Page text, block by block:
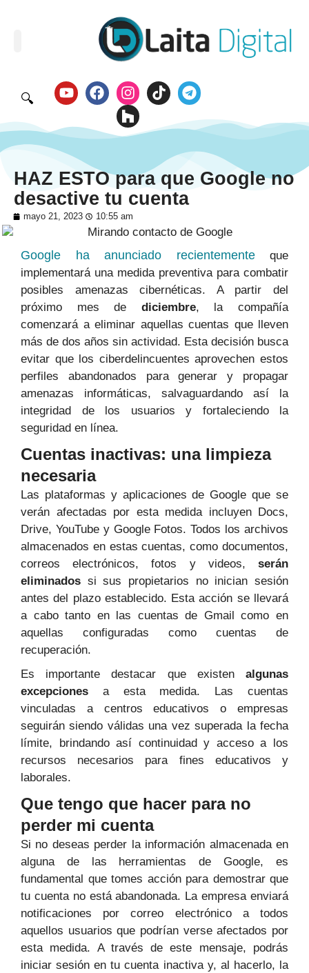
🔍
HAZ ESTO para que Google no
desactive tu cuenta
mayo 21, 2023 10:55 am
Google ha anunciado recientementeque
implementará una medida preventiva para combatir
posibles amenazas cibernéticas. A partir del
próximo mes de diciembre, la compañía
comenzará a eliminar aquellas cuentas que lleven
más de dos años sin actividad. Esta decisión busca
evitar que los ciberdelincuentes aprovechen estos
perfiles abandonados para generar y propagar
amenazas informáticas, salvaguardando así la
integridad de los usuarios y fortaleciendo la
seguridad en línea.
Cuentas inactivas: una limpieza
necesaria
Las plataformas y aplicaciones de Google que se
verán afectadas por esta medida incluyen Docs,
Drive, YouTube y Google Fotos. Todos los archivos
almacenados en estas cuentas, como documentos,
correos electrónicos, fotos y videos, serán
eliminados si sus propietarios no inician sesión
antes del plazo establecido. Esta acción se llevará
a cabo tanto en las cuentas de Gmail como en
aquellas configuradas como cuentas de
recuperación.
Es importante destacar que existen algunas
excepciones a esta medida. Las cuentas
vinculadas a centros educativos o empresas
seguirán siendo válidas una vez superada la fecha
límite, brindando así continuidad y acceso a los
recursos necesarios para fines educativos y
laborales.
Que tengo que hacer para no
perder mi cuenta
Si no deseas perder la información almacenada en
alguna de las herramientas de Google, es
fundamental que tomes acción para demostrar que
tu cuenta no está abandonada. La empresa enviará
notificaciones por correo electrónico a todos
aquellos usuarios que podrían verse afectados por
esta medida. A través de este mensaje, podrás
iniciar sesión en tu cuenta inactiva y, al hacerlo, la